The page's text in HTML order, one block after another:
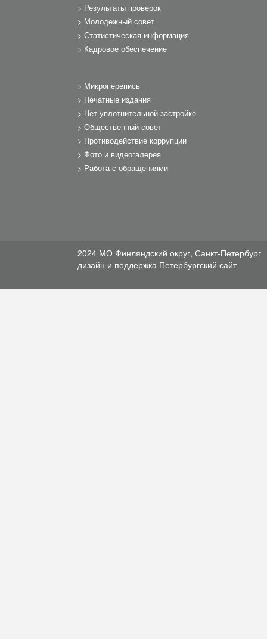
Результаты проверок
Молодежный совет
Статистическая информация
Кадровое обеспечение
Микроперепись
Печатные издания
Нет уплотнительной застройке
Общественный совет
Противодействие коррупции
Фото и видеогалерея
Работа с обращениями
2024 МО Финляндский округ, Санкт-Петербург
дизайн и поддержка Петербургский сайт